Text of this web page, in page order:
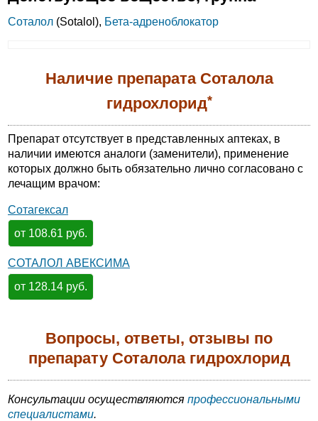
Соталол (Sotalol), Бета-адреноблокатор
Наличие препарата Соталола
гидрохлорид*
Препарат отсутствует в представленных аптеках, в
наличии имеются аналоги (заменители), применение
которых должно быть обязательно лично согласовано с
лечащим врачом:
Сотагексал
от 108.61 руб.
СОТАЛОЛ АВЕКСИМА
от 128.14 руб.
Вопросы, ответы, отзывы по
препарату Соталола гидрохлорид
Консультации осуществляются профессиональными
специалистами.